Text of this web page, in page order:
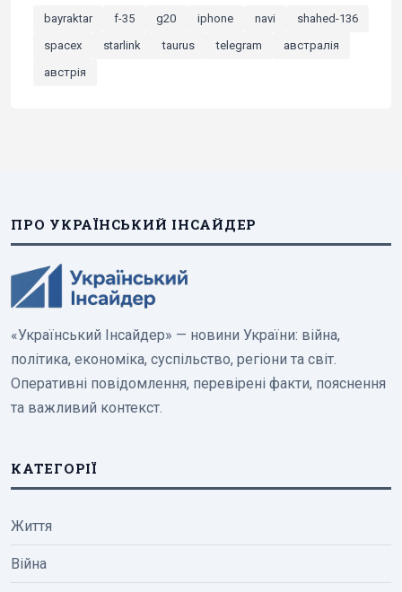
bayraktar f-35 g20 iphone navi
shahed-136
spacex
starlink taurus telegram
австралія
австрія
ПРО УКРАЇНСЬКИЙ ІНСАЙДЕР
«Український Інсайдер» — новини України: війна,
політика, економіка, суспільство, регіони та світ.
Оперативні повідомлення, перевірені факти, пояснення
та важливий контекст.
КАТЕГОРІЇ
Життя
Війна